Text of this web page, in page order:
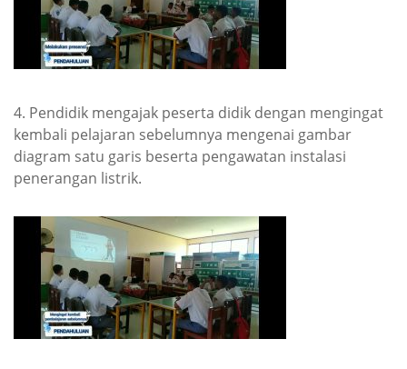
4. Pendidik mengajak peserta didik dengan mengingat
kembali pelajaran sebelumnya mengenai gambar
diagram satu garis beserta pengawatan instalasi
penerangan listrik.